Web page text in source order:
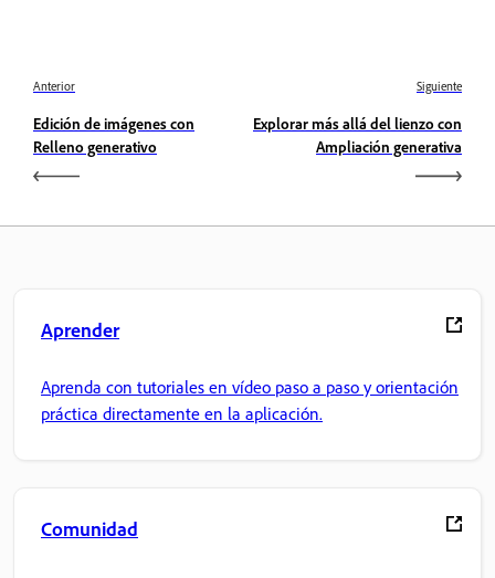
Anterior
Edición de imágenes con
Relleno generativo
Siguiente
Explorar más allá del lienzo con
Ampliación generativa
Aprender
Aprenda con tutoriales en vídeo paso a paso y orientación
práctica directamente en la aplicación.
Comunidad